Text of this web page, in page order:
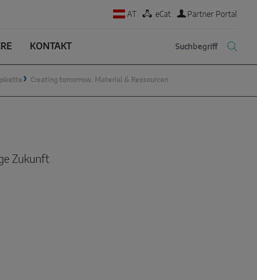
AT eCat Partner Portal
KONTAKT
Creating tomorrow. Material & Ressourcen
Zukunft